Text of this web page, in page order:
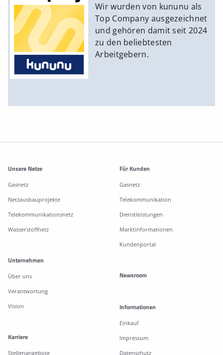
Wir wurden von kununu als
Top Company ausgezeichnet
und gehören damit seit 2024
zu den beliebtesten
Arbeitgebern.
Weitere Informationen
Unsere Netze
Gasnetz
Netzausbauprojekte
Telekommunikationsnetz
Wasserstoffnetz
Für Kunden
Gasnetz
Telekommunikation
Dienstleistungen
Marktinformationen
Kundenportal
Unternehmen
Über uns
Verantwortung
Vision
Karriere
Stellenangebote
Newsroom
Informationen
Einkauf
Impressum
Datenschutz